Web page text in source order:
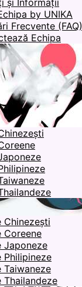
și Informații
by UNIKA
Frecvente (FAQ)
Echipa
Chinezești
Coreene
Japoneze
Philipineze
Taiwaneze
Thailandeze